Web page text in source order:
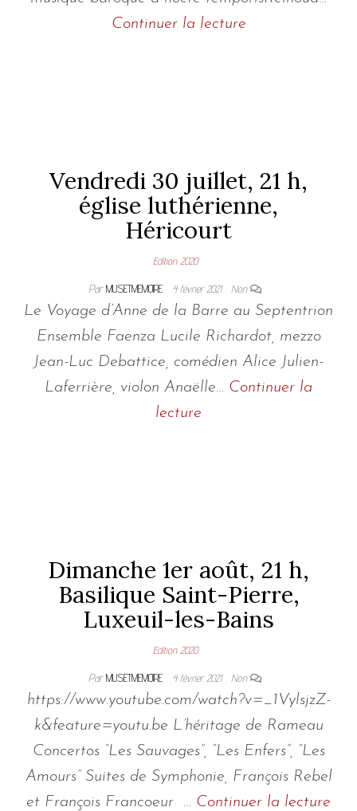
Continuer la lecture
Vendredi 30 juillet, 21 h,
église luthérienne,
Héricourt
Edition 2020
ParMUSETMEMOIRE 4 février 2021 Non
Le Voyage d’Anne de la Barre au Septentrion
Ensemble Faenza Lucile Richardot, mezzo
Jean-Luc Debattice, comédien Alice Julien-
Laferrière, violon Anaëlle… Continuer la
lecture
Dimanche 1er août, 21 h,
Basilique Saint-Pierre,
Luxeuil-les-Bains
Edition 2020
ParMUSETMEMOIRE 4 février 2021 Non
https://www.youtube.com/watch?v=_1VylsjzZ-
k&feature=youtu.be L’héritage de Rameau
Concertos “Les Sauvages”, “Les Enfers”, “Les
Amours” Suites de Symphonie, François Rebel
et François Francoeur … Continuer la lecture